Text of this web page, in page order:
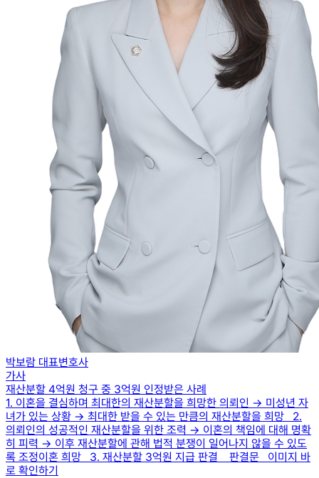
박보람 대표변호사
가사
재산분할 4억원 청구 중 3억원 인정받은 사례
1. 이혼을 결심하며 최대한의 재산분할을 희망한 의뢰인 → 미성년 자
녀가 있는 상황 → 최대한 받을 수 있는 만큼의 재산분할을 희망 2.
의뢰인의 성공적인 재산분할을 위한 조력 → 이혼의 책임에 대해 명확
히 피력 → 이후 재산분할에 관해 법적 분쟁이 일어나지 않을 수 있도
록 조정이혼 희망 3. 재산분할 3억원 지급 판결 판결문 이미지 바
로 확인하기